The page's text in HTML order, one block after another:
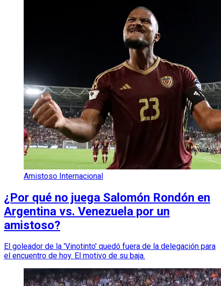
Amistoso Internacional
¿Por qué no juega Salomón Rondón en
Argentina vs. Venezuela por un
amistoso?
El goleador de la 'Vinotinto' quedó fuera de la delegación para
el encuentro de hoy. El motivo de su baja.